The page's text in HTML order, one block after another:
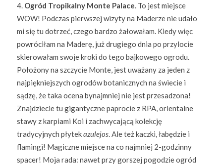
Ogród Tropikalny Monte Palace. To jest miejsce
WOW! Podczas pierwszej wizyty na Maderze nie udało
mi się tu dotrzeć, czego bardzo żałowałam. Kiedy więc
powróciłam na Maderę, już drugiego dnia po przylocie
skierowałam swoje kroki do tego bajkowego ogrodu.
Położony na szczycie Monte, jest uważany za jeden z
najpiękniejszych ogrodów botanicznych na świecie i
sądzę, że taka ocena bynajmniej nie jest przesadzona!
Znajdziecie tu gigantyczne paprocie z RPA, orientalne
stawy z karpiami Koi i zachwycającą kolekcję
tradycyjnych płytekazulejos. Ale też kaczki, łabędzie i
flamingi! Magiczne miejsce na co najmniej 2-godzinny
spacer! Moja rada: nawet przy gorszej pogodzie ogród